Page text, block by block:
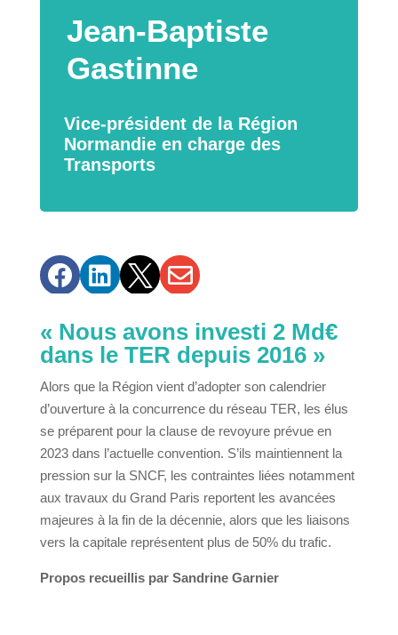
Jean-Baptiste
Gastinne
Vice-président de la Région
Normandie en charge des
Transports
   
« Nous avons investi 2 Md€
dans le TER depuis 2016 »
Alors que la Région vient d’adopter son calendrier
d’ouverture à la concurrence du réseau TER, les élus
se préparent pour la clause de revoyure prévue en
2023 dans l’actuelle convention. S’ils maintiennent la
pression sur la SNCF, les contraintes liées notamment
aux travaux du Grand Paris reportent les avancées
majeures à la fin de la décennie, alors que les liaisons
vers la capitale représentent plus de 50% du trafic.
Propos recueillis par Sandrine Garnier